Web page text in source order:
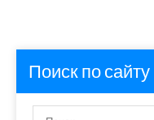
Поиск по сайту